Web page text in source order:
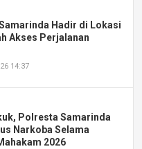
Hadir di Lokasi
Akses Perjalanan
14:37
Polresta Samarinda
Narkoba Selama
2026